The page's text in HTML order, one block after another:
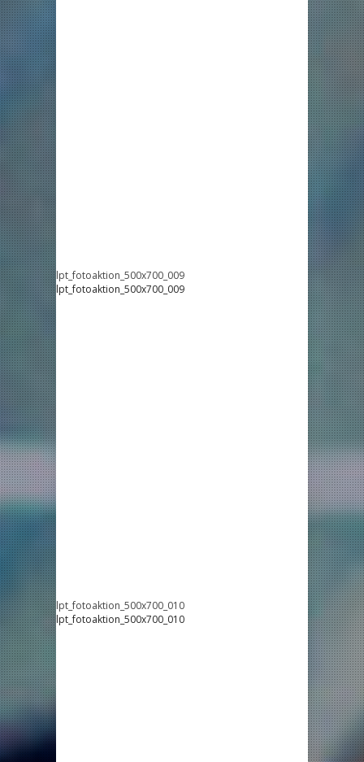
lpt_fotoaktion_500x700_009
lpt_fotoaktion_500x700_009
lpt_fotoaktion_500x700_010
lpt_fotoaktion_500x700_010